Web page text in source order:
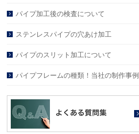
パイプ加工後の検査について
ステンレスパイプの穴あけ加工
パイプのスリット加工について
パイプフレームの種類！当社の制作事例